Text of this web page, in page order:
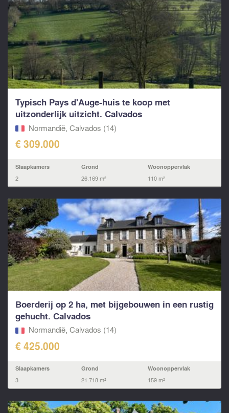
Typisch Pays d'Auge-huis te koop met
uitzonderlijk uitzicht. Calvados
Normandië, Calvados (14)
€ 309.000
Slaapkamers
2
Grond
26.169 m²
Woonoppervlak
110 m²
Boerderij op 2 ha, met bijgebouwen in een rustig
gehucht. Calvados
Normandië, Calvados (14)
€ 425.000
Slaapkamers
3
Grond
21.718 m²
Woonoppervlak
159 m²